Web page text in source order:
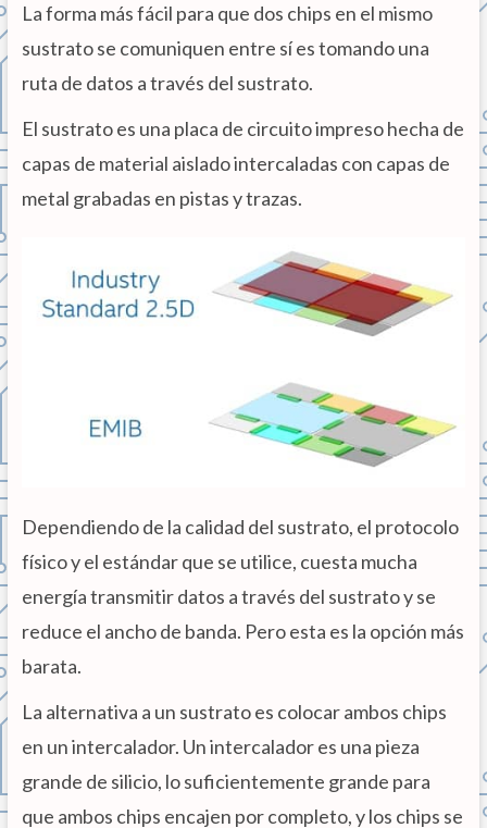
La forma más fácil para que dos chips en el mismo
sustrato se comuniquen entre sí es tomando una
ruta de datos a través del sustrato.
El sustrato es una placa de circuito impreso hecha de
capas de material aislado intercaladas con capas de
metal grabadas en pistas y trazas.
Dependiendo de la calidad del sustrato, el protocolo
físico y el estándar que se utilice, cuesta mucha
energía transmitir datos a través del sustrato y se
reduce el ancho de banda. Pero esta es la opción más
barata.
La alternativa a un sustrato es colocar ambos chips
en un intercalador. Un intercalador es una pieza
grande de silicio, lo suficientemente grande para
que ambos chips encajen por completo, y los chips se